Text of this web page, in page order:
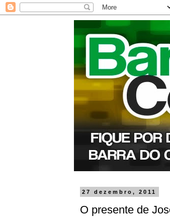
27 dezembro, 2011
O presente de